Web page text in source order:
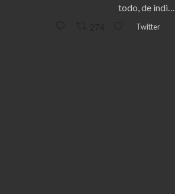
todo, de indi…
Twitter